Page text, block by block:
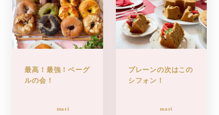
最高！最強！ベーグ
ルの会！
mari
プレーンの次はこの
シフォン！
mari